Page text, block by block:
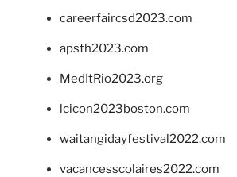
careerfaircsd2023.com
apsth2023.com
MedItRio2023.org
lcicon2023boston.com
waitangidayfestival2022.com
vacancesscolaires2022.com